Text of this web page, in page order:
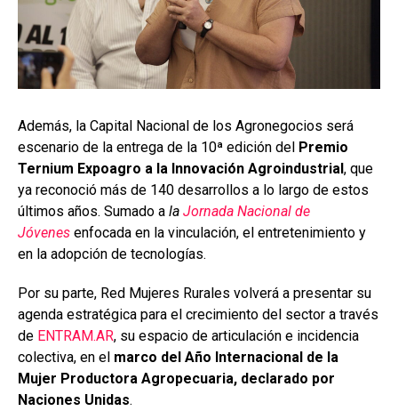
Además, la Capital Nacional de los Agronegocios será
escenario de la entrega de la 10ª edición del Premio
Ternium Expoagro a la Innovación Agroindustrial, que
ya reconoció más de 140 desarrollos a lo largo de estos
últimos años. Sumado a la Jornada Nacional de
Jóvenes enfocada en la vinculación, el entretenimiento y
en la adopción de tecnologías.
Por su parte, Red Mujeres Rurales volverá a presentar su
agenda estratégica para el crecimiento del sector a través
de ENTRAM.AR, su espacio de articulación e incidencia
colectiva, en el marco del Año Internacional de la
Mujer Productora Agropecuaria, declarado por
Naciones Unidas.